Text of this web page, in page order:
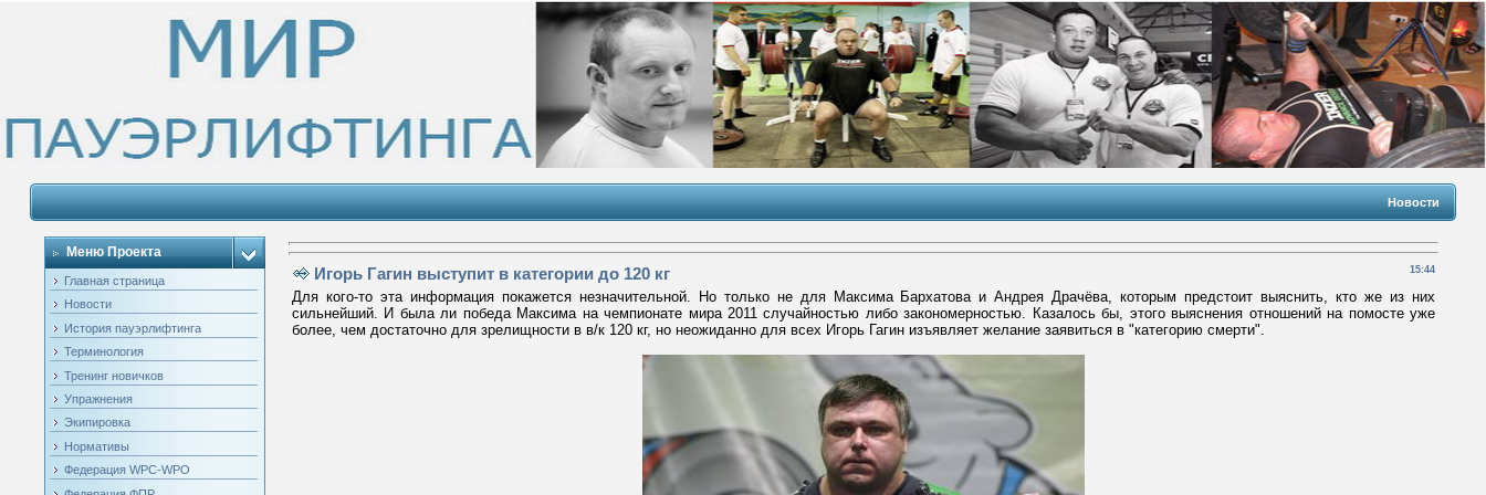
Новости
Меню Проекта
Главная страница
Новости
История пауэрлифтинга
Терминология
Тренинг новичков
Упражнения
Экипировка
Нормативы
Федерация WPC-WPO
15:44
Игорь Гагин выступит в категории до 120 кг
Для кого-то эта информация покажется незначительной. Но только не для Максима Бархатова и Андрея Драчёва, которым предстоит выяснить, кто же из них
сильнейший. И была ли победа Максима на чемпионате мира 2011 случайностью либо закономерностью. Казалось бы, этого выяснения отношений на помосте уже
более, чем достаточно для зрелищности в в/к 120 кг, но неожиданно для всех Игорь Гагин изъявляет желание заявиться в "категорию смерти".